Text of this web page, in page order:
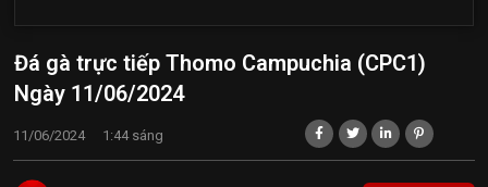
Đá gà trực tiếp Thomo Campuchia (CPC1)
Ngày 11/06/2024
11/06/2024 1:44 sáng